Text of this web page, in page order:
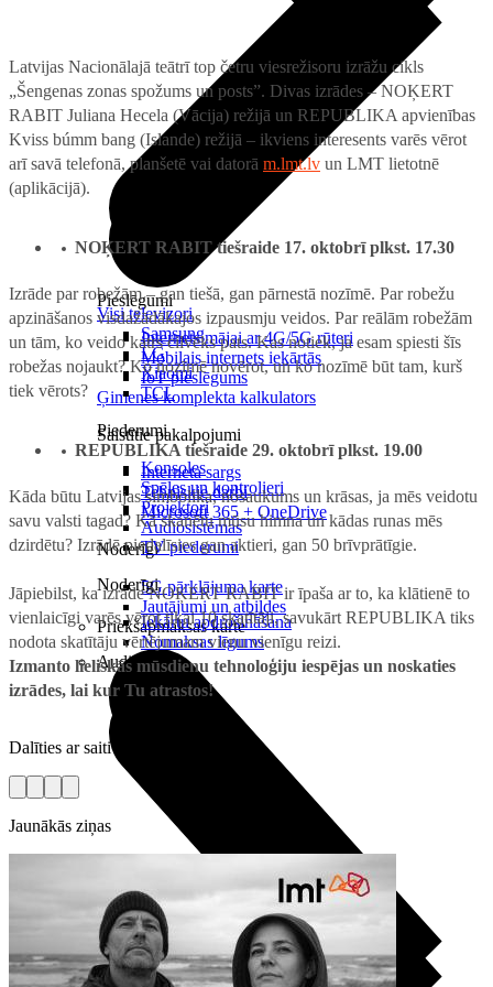
Pieslēgumi
Internets mājai ar 4G/5G rūteri
Mobilais internets iekārtās
IoT pieslēgums
Ģimenes komplekta kalkulators
Saistītie pakalpojumi
Interneta sargs
Tehniskie darbi
Microsoft 365 + OneDrive
Noderīgi
5G pārklājuma karte
Jautājumi un atbildes
Priekšapmaksas karte
Visi televizori
Samsung
LG
Xiaomi
TCL
Piederumi
Konsoles
Spēles un kontrolieri
Projektori
Audiosistēmas
TV piederumi
Noderīgi
Iekārtu apdrošināšana
Nomaksas līgums
Audio
Latvijas Nacionālajā teātrī top četru viesrežisoru izrāžu cikls
„Šengenas zonas spožums un posts”. Divas izrādes – NOĶERT
RABIT Juliana Hecela (Vācija) režijā un REPUBLIKA apvienības
Kviss búmm bang (Islande) režijā – ikviens interesents varēs vērot
arī savā telefonā, planšetē vai datorā m.lmt.lv un LMT lietotnē
(aplikācijā).
NOĶERT RABIT tiešraide 17. oktobrī plkst. 17.30
Izrāde par robežām – gan tiešā, gan pārnestā nozīmē. Par robežu
apzināšanos visdažādākajos izpausmju veidos. Par reālām robežām
un tām, ko veido katrs cilvēks pats. Kas notiek, ja esam spiesti šīs
robežas nojaukt? Ko nozīmē novērot, un ko nozīmē būt tam, kurš
tiek vērots?
REPUBLIKA tiešraide 29. oktobrī plkst. 19.00
Kāda būtu Latvijas simbolika, nosaukums un krāsas, ja mēs veidotu
savu valsti tagad? Kā skanētu mūsu himna un kādas runas mēs
dzirdētu? Izrādē piedalīsies gan aktieri, gan 50 brīvprātīgie.
Jāpiebilst, ka izrāde NOĶERT RABIT ir īpaša ar to, ka klātienē to
vienlaicīgi varēs vērot tikai 10 skatītāji, savukārt REPUBLIKA tiks
nodota skatītāju vērtējumam vienu vienīgu reizi.
Izmanto lieliskās mūsdienu tehnoloģiju iespējas un noskaties
izrādes, lai kur Tu atrastos!
Dalīties ar saiti
Jaunākās ziņas